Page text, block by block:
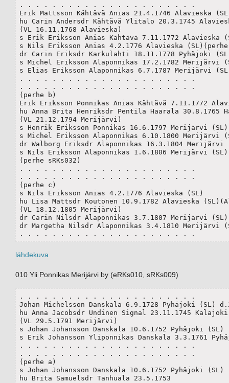
. . . . . . . . . . . . . . . . . . . . . .
Erik Mattsson Kähtävä Anias 21.4.1746 Alavieska
hu Carin Andersdr Kähtävä Ylitalo 20.3.1745
(VL 16.11.1768 Alavieska)
s Erik Eriksson Anias Kähtävä 7.11.1772 Alavieska
s Nils Eriksson Anias 4.2.1776 Alavieska
dr Carin Eriksdr Karkulahti 18.11.1778 Pyhäjoki
s Michel Eriksson Alaponnikas 17.2.1782 Merijärvi
s Elias Eriksson Alaponnikas 6.7.1787 Merijärvi
. . . . . . . . . . . . . . . . . . . . . .
. . . . . . . . . . . . . . . . . . . . . .
(perhe b)
Erik Eriksson Ponnikas Anias Kähtävä 7.11.1772
hu Anna Brita Henriksdr Pentila Haarala 30.8.1765
(VL 21.12.1794 Merijärvi)
s Henrik Eriksson Ponnikas 16.6.1797 Merijärvi (SL)
s Michel Eriksson Alaponnikas 6.10.1800 Merijärvi
dr Walborg Eriksdr Alaponnikas 16.3.1804 Merijärvi
s Nils Eriksson Alaponnikas 1.6.1806 Merijärvi (SL)
(perhe sRKs032)
. . . . . . . . . . . . . . . . . . . . . .
. . . . . . . . . . . . . . . . . . . . . .
(perhe c)
s Nils Eriksson Anias 4.2.1776 Alavieska (SL)
hu Lisa Mattsdr Koutonen 10.9.1782 Alavieska
(VL 18.12.1805 Merijärvi)
dr Carin Nilsdr Alaponnikas 3.7.1807 Merijärvi (SL)
dr Margetha Nilsdr Alaponnikas 3.4.1810 Merijärvi
. . . . . . . . . . . . . . . . . . . . . .
lähdekuva
010 Yli Ponnikas Merijärvi by (eRKs010, sRKs009)
. . . . . . . . . . . . . . . . . . . . . .
Johan Michelsson Danskala 6.9.1728 Pyhäjoki (SL)
hu Anna Jacobsdr Undinen Signal 23.11.1745
(VL 29.5.1791 Merijärvi)
s Johan Johansson Danskala 10.6.1752 Pyhäjoki
s Erik Johansson Yliponnikas Danskala 3.3.1761
. . . . . . . . . . . . . . . . . . . . . .
. . . . . . . . . . . . . . . . . . . . . .
(perhe a)
s Johan Johansson Danskala 10.6.1752 Pyhäjoki (SL)
hu Brita Samuelsdr Tanhuala 23.5.1753